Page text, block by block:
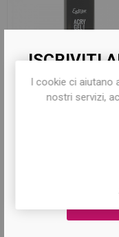
ISCRIVITI
Iscriviti per
offerte e
AcryGel Solution
I cookie ci aiutano
nostri servizi,